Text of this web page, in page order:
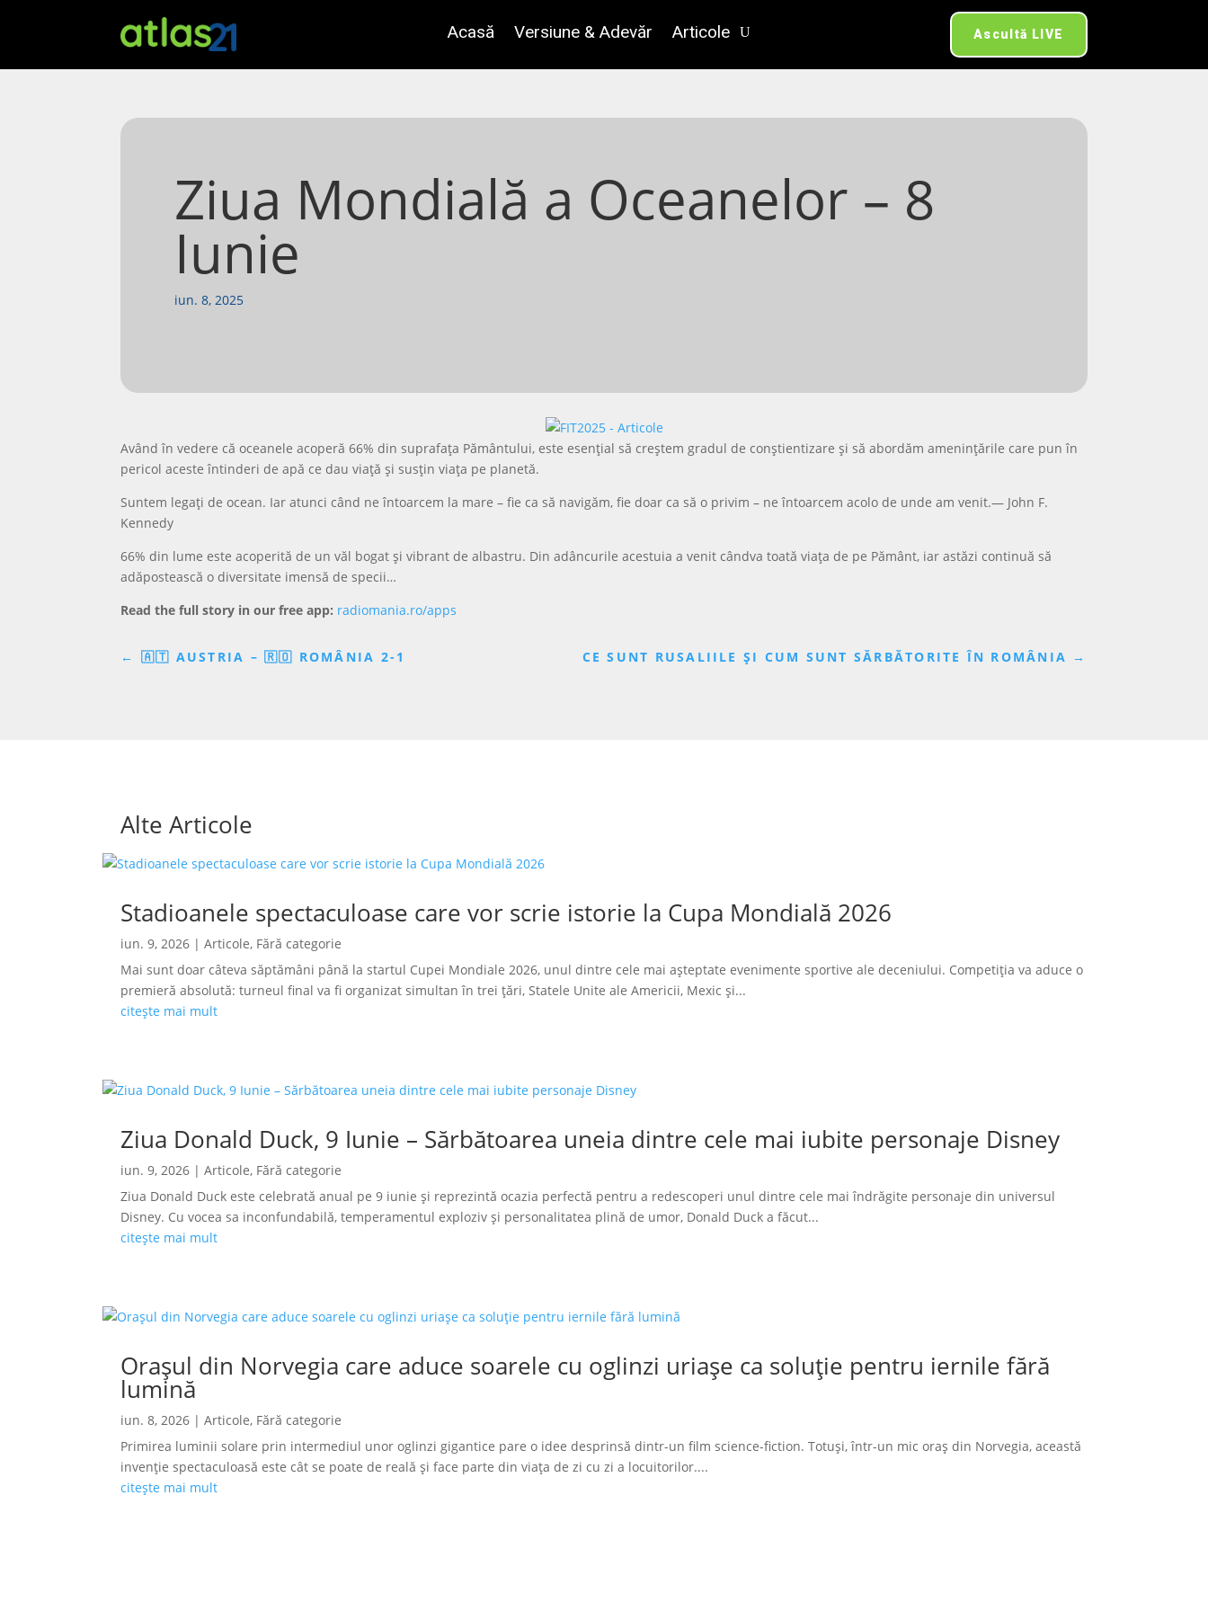
Acasă Versiune & Adevăr Articole Ascultă LIVE
Ziua Mondială a Oceanelor – 8
Iunie
iun. 8, 2025
Având în vedere că oceanele acoperă 66% din suprafața Pământului, este esențial să creștem gradul de conștientizare și să abordăm amenințările care pun în
pericol aceste întinderi de apă ce dau viață și susțin viața pe planetă.
Suntem legați de ocean. Iar atunci când ne întoarcem la mare – fie ca să navigăm, fie doar ca să o privim – ne întoarcem acolo de unde am venit.— John F.
Kennedy
66% din lume este acoperită de un văl bogat și vibrant de albastru. Din adâncurile acestuia a venit cândva toată viața de pe Pământ, iar astăzi continuă să
adăpostească o diversitate imensă de specii…
Read the full story in our free app: radiomania.ro/apps
← 🇦🇹 AUSTRIA – 🇷🇴 ROMÂNIA 2-1 CE SUNT RUSALIILE ȘI CUM SUNT SĂRBĂTORITE ÎN ROMÂNIA →
Alte Articole
Stadioanele spectaculoase care vor scrie istorie la Cupa Mondială 2026
iun. 9, 2026 |Articole, Fără categorie
Mai sunt doar câteva săptămâni până la startul Cupei Mondiale 2026, unul dintre cele mai așteptate evenimente sportive ale deceniului. Competiția va aduce o
premieră absolută: turneul final va fi organizat simultan în trei țări, Statele Unite ale Americii, Mexic și...
citește mai mult
Ziua Donald Duck, 9 Iunie – Sărbătoarea uneia dintre cele mai iubite personaje Disney
iun. 9, 2026 |Articole, Fără categorie
Ziua Donald Duck este celebrată anual pe 9 iunie și reprezintă ocazia perfectă pentru a redescoperi unul dintre cele mai îndrăgite personaje din universul
Disney. Cu vocea sa inconfundabilă, temperamentul exploziv și personalitatea plină de umor, Donald Duck a făcut...
citește mai mult
Orașul din Norvegia care aduce soarele cu oglinzi uriașe ca soluție pentru iernile fără
lumină
iun. 8, 2026 |Articole, Fără categorie
Primirea luminii solare prin intermediul unor oglinzi gigantice pare o idee desprinsă dintr-un film science-fiction. Totuși, într-un mic oraș din Norvegia, această
invenție spectaculoasă este cât se poate de reală și face parte din viața de zi cu zi a locuitorilor....
citește mai mult